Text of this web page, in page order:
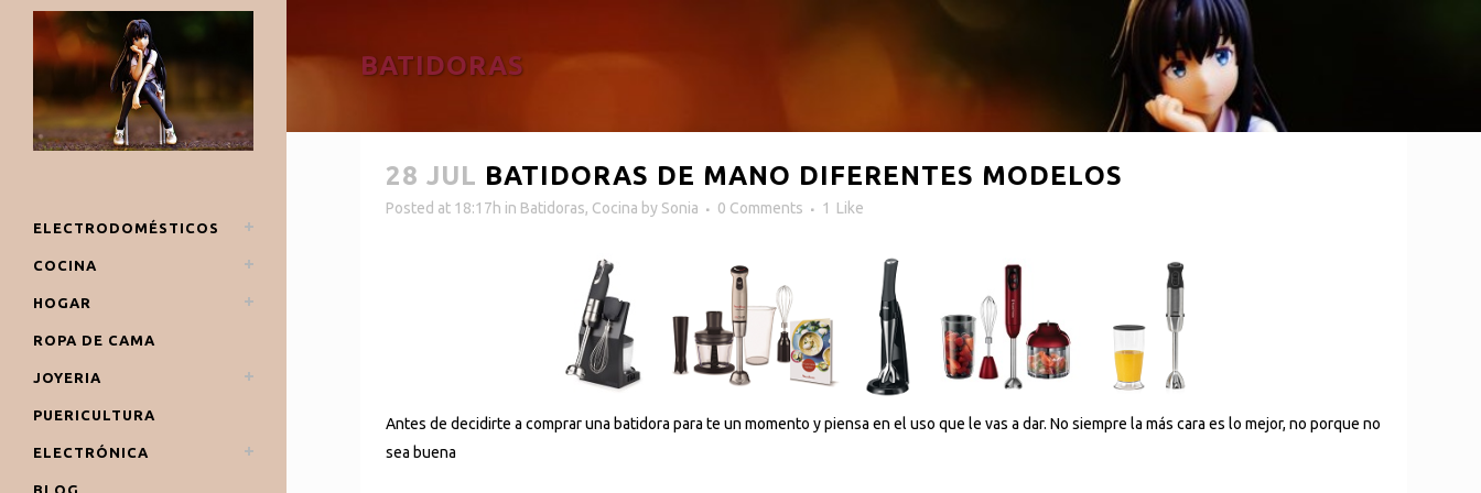
ELECTRODOMÉSTICOS
COCINA
HOGAR
ROPA DE CAMA
JOYERIA
PUERICULTURA
ELECTRÓNICA
BATIDORAS
28 JUL BATIDORAS DE MANO DIFERENTES MODELOS
Posted at 18:17h in Batidoras, Cocina by Sonia 0 Comments 1 Like
Antes de decidirte a comprar una batidora para te un momento y piensa en el uso que le vas a dar. No siempre la más cara es lo mejor, no porque no
sea buena